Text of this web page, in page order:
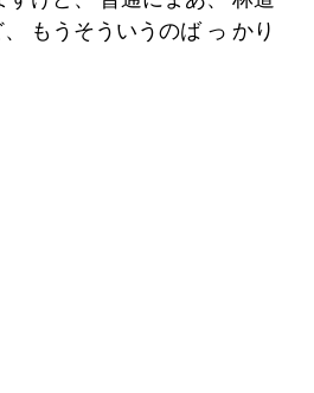
もうそういうのば っ かり